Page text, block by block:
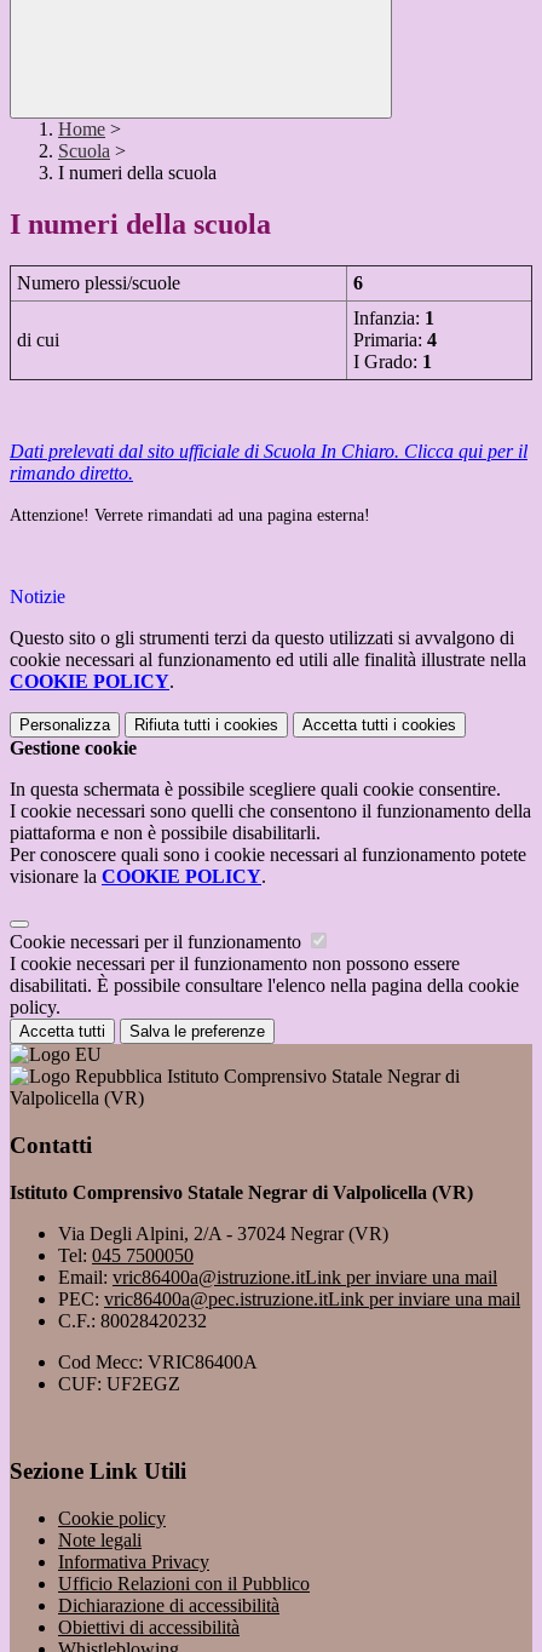
Home >
Scuola >
I numeri della scuola
I numeri della scuola
Numero plessi/scuole 6
di cui
Infanzia: 1
Primaria: 4
I Grado: 1
Dati prelevati dal sito ufficiale di Scuola In Chiaro. Clicca qui per il
rimando diretto.
Attenzione! Verrete rimandati ad una pagina esterna!
Notizie
Questo sito o gli strumenti terzi da questo utilizzati si avvalgono di
cookie necessari al funzionamento ed utili alle finalità illustrate nella
COOKIE POLICY.
Personalizza Rifiuta tutti i cookies Accetta tutti i cookies
Gestione cookie
In questa schermata è possibile scegliere quali cookie consentire.
I cookie necessari sono quelli che consentono il funzionamento della
piattaforma e non è possibile disabilitarli.
Per conoscere quali sono i cookie necessari al funzionamento potete
visionare la COOKIE POLICY.
Cookie necessari per il funzionamento
I cookie necessari per il funzionamento non possono essere
disabilitati. È possibile consultare l'elenco nella pagina della cookie
policy.
Accetta tutti Salva le preferenze
Istituto Comprensivo Statale Negrar di
Valpolicella (VR)
Contatti
Istituto Comprensivo Statale Negrar di Valpolicella (VR)
Via Degli Alpini, 2/A - 37024 Negrar (VR)
Tel: 045 7500050
Email: vric86400a@istruzione.itLink per inviare una mail
PEC: vric86400a@pec.istruzione.itLink per inviare una mail
C.F.: 80028420232
Cod Mecc: VRIC86400A
CUF: UF2EGZ
Sezione Link Utili
Cookie policy
Note legali
Informativa Privacy
Ufficio Relazioni con il Pubblico
Dichiarazione di accessibilità
Obiettivi di accessibilità